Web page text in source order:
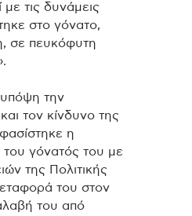
με τις δυνάμεις
στο γόνατο,
σε πευκόφυτη
την
τον κίνδυνο της
η
του γόνατός του με
της Πολιτικής
του στον
του από